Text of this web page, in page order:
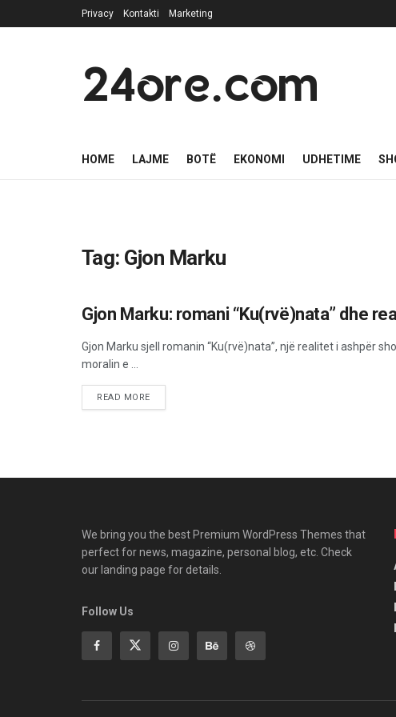
Privacy Kontakti Marketing
24ore.com
HOME LAJME BOTË EKONOMI UDHETIME
Tag: Gjon Marku
LAJME
Gjon Marku: romani “Ku(rvë)nata” dhe
Gjon Marku sjell romanin “Ku(rvë)nata”, një realitet i ashpër
moralin e ...
READ MORE
We bring you the best Premium WordPress Themes that
perfect for news, magazine, personal blog, etc. Check
our landing page for details.
Follow Us